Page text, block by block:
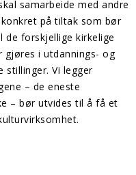
samarbeide med andre
på tiltak som bør
forskjellige kirkelige
gjøres i utdannings- og
stillinger. Vi legger
– de eneste
– bør utvides til å få et